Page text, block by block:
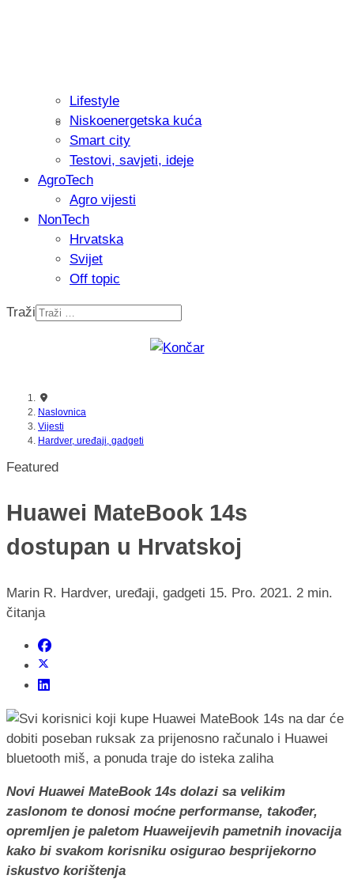
Isprobali smo: Thermostar
Recenzija: Einhell Professional CP-
Lifestyle
Niskoenergetska kuća
Smart city
Testovi, savjeti, ideje
AgroTech
Agro vijesti
NonTech
Hrvatska
Svijet
Off topic
Traži
Naslovnica
Vijesti
Hardver, uređaji, gadgeti
Featured
Huawei MateBook 14s
dostupan u Hrvatskoj
Marin R. Hardver, uređaji, gadgeti 15. Pro. 2021. 2 min.
čitanja
Novi Huawei MateBook 14s dolazi sa velikim
zaslonom te donosi moćne performanse, također,
opremljen je paletom Huaweijevih pametnih inovacija
kako bi svakom korisniku osigurao besprijekorno
iskustvo korištenja